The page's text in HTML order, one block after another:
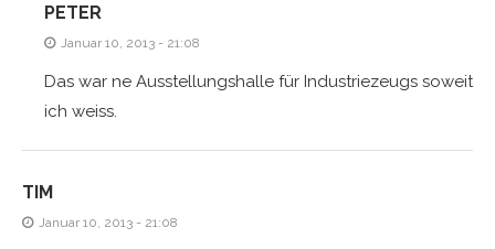
PETER
Januar 10, 2013 - 21:08
Das war ne Ausstellungshalle für Industriezeugs soweit
ich weiss.
TIM
Januar 10, 2013 - 21:08